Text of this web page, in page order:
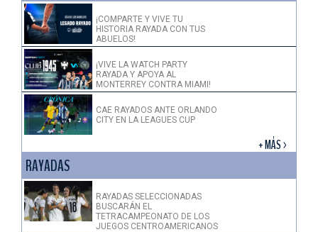
¡COMPARTE Y VIVE TU
HISTORIA RAYADA CON TUS
ABUELOS!
¡VIVE LA WATCH PARTY
RAYADA Y APOYA AL
MONTERREY CONTRA MIAMI!
CAE RAYADOS ANTE ORLANDO
CITY EN LA LEAGUES CUP
+ MÁS >
RAYADAS
RAYADAS SELECCIONADAS
BUSCARÁN EL
TETRACAMPEONATO DE LOS
JUEGOS CENTROAMERICANOS